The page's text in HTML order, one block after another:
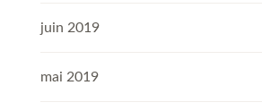
juin 2019
mai 2019